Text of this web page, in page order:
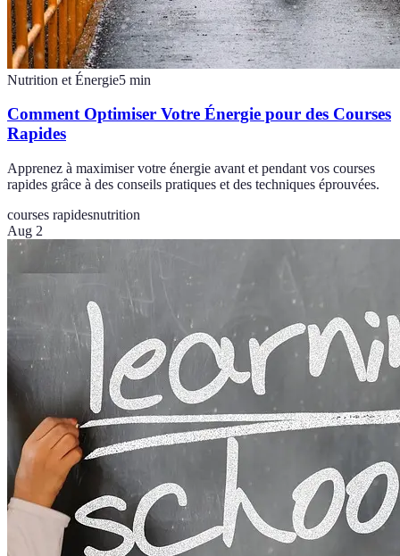
Nutrition et Énergie5 min
Comment Optimiser Votre Énergie pour des Courses
Rapides
Apprenez à maximiser votre énergie avant et pendant vos courses
rapides grâce à des conseils pratiques et des techniques éprouvées.
courses rapidesnutrition
Aug 2